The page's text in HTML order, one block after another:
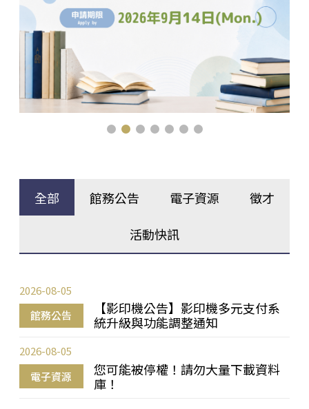
全部 館務公告 電子資源 徵才
活動快訊
館務公告
【影印機公告】影印機多元支付系
統升級與功能調整通知
2026-08-05
電子資源
您可能被停權！請勿大量下載資料
庫！
2026-08-05